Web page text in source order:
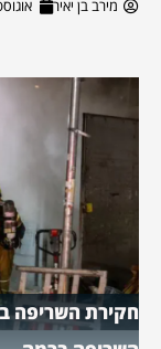
מירב בן יאיר אוגוסט 4,
חקירת השריפה